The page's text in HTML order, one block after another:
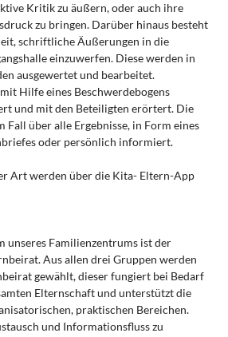
Kritik zu äußern, oder auch ihre
zu bringen. Darüber hinaus besteht
schriftliche Äußerungen in die
einzuwerfen. Diese werden in
ausgewertet und bearbeitet.
Hilfe eines Beschwerdebogens
und mit den Beteiligten erörtert. Die
Fall über alle Ergebnisse, in Form eines
oder persönlich informiert.
Art werden über die Kita- Eltern-App
unseres Familienzentrums ist der
Aus allen drei Gruppen werden
gewählt, dieser fungiert bei Bedarf
Elternschaft und unterstützt die
praktischen Bereichen.
und Informationsfluss zu